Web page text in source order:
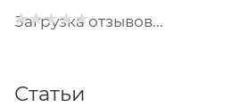
Загрузка отзывов...
Статьи